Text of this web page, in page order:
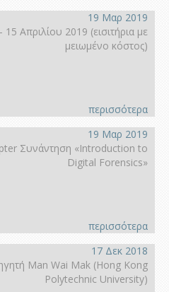
19 Μαρ 2019
Απριλίου 2019 (εισιτήρια με
μειωμένο κόστος)
περισσότερα
19 Μαρ 2019
Συνάντηση «Introduction to
Digital Forensics»
περισσότερα
17 Δεκ 2018
Man Wai Mak (Hong Kοng
Polytechnic University)